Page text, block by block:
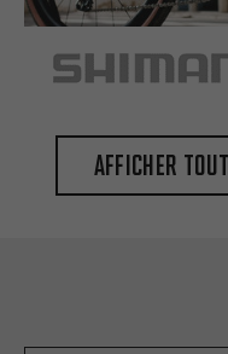
Afficher